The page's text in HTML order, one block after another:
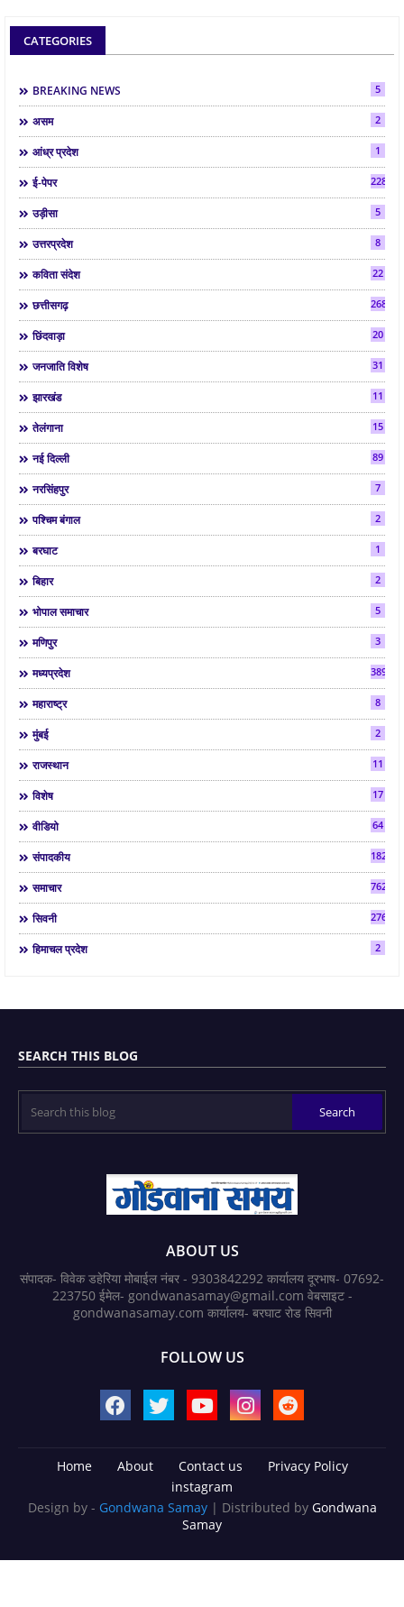
CATEGORIES
BREAKING NEWS 5
असम 2
आंध्र प्रदेश 1
ई-पेपर 2286
उड़ीसा 5
उत्तरप्रदेश 8
कविता संदेश 22
छत्तीसगढ़ 268
छिंदवाड़ा 20
जनजाति विशेष 31
झारखंड 11
तेलंगाना 15
नई दिल्ली 89
नरसिंहपुर 7
पश्चिम बंगाल 2
बरघाट 1
बिहार 2
भोपाल समाचार 5
मणिपुर 3
मध्यप्रदेश 3892
महाराष्ट्र 8
मुंबई 2
राजस्थान 11
विशेष 17
वीडियो 64
संपादकीय 182
समाचार 7624
सिवनी 2763
हिमाचल प्रदेश 2
SEARCH THIS BLOG
ABOUT US
संपादक- विवेक डहेरिया मोबाईल नंबर - 9303842292 कार्यालय दूरभाष- 07692-
223750 ईमेल- gondwanasamay@gmail.com वेबसाइट -
gondwanasamay.com कार्यालय- बरघाट रोड सिवनी
FOLLOW US
Home About Contact us
Privacy Policy
instagram
Design by - Gondwana Samay | Distributed by Gondwana
Samay